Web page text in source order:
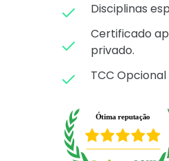
Disciplinas
Certificado
privado.
TCC Opcional